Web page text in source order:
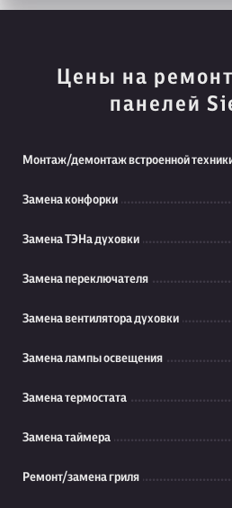
Цены на
панелей
Монтаж/демонтаж встроенной
Замена конфорки
Замена ТЭНа духовки
Замена переключателя
Замена вентилятора духовки
Замена лампы освещения
Замена термостата
Замена таймера
Ремонт/замена гриля